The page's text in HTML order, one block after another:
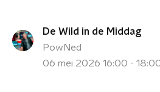
De Wild in de Middag
PowNed
06 mei 2026 16:00 -